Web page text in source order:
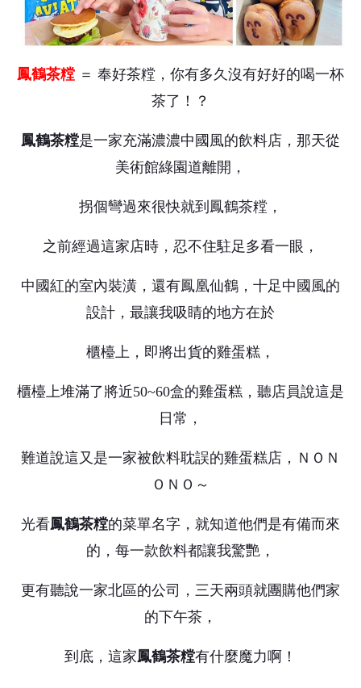
鳳鶴茶糛 ＝ 奉好茶糛，你有多久沒有好好的喝一杯
茶了！？
鳳鶴茶糛是一家充滿濃濃中國風的飲料店，那天從
美術館綠園道離開，
拐個彎過來很快就到鳳鶴茶糛，
之前經過這家店時，忍不住駐足多看一眼，
中國紅的室內裝潢，還有鳳凰仙鶴，十足中國風的
設計，最讓我吸睛的地方在於
櫃檯上，即將出貨的雞蛋糕，
櫃檯上堆滿了將近50~60盒的雞蛋糕，聽店員說這是
日常，
難道說這又是一家被飲料耽誤的雞蛋糕店，ＮＯＮ
ＯＮＯ～
光看鳳鶴茶糛的菜單名字，就知道他們是有備而來
的，每一款飲料都讓我驚艷，
更有聽說一家北區的公司，三天兩頭就團購他們家
的下午茶，
到底，這家鳳鶴茶糛有什麼魔力啊！